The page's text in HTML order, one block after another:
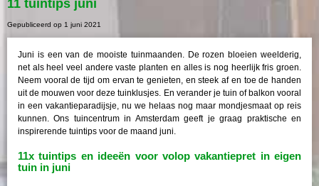
11 tuintips juni
Gepubliceerd op 1 juni 2021
Juni is een van de mooiste tuinmaanden. De rozen bloeien weelderig,
net als heel veel andere vaste planten en alles is nog heerlijk fris groen.
Neem vooral de tijd om ervan te genieten, en steek af en toe de handen
uit de mouwen voor deze tuinklusjes. En verander je tuin of balkon vooral
in een vakantieparadijsje, nu we helaas nog maar mondjesmaat op reis
kunnen. Ons tuincentrum in Amsterdam geeft je graag praktische en
inspirerende tuintips voor de maand juni.
11x tuintips en ideeën voor volop vakantiepret in eigen
tuin in juni